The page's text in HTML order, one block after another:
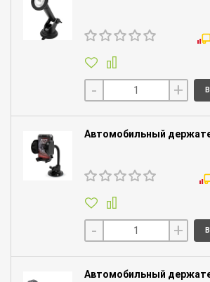
- +
Автомобильный
- +
Автомобильный